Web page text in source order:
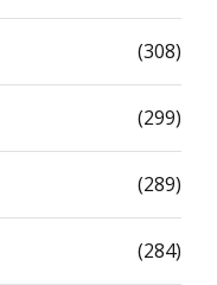
(308)
(299)
(289)
(284)